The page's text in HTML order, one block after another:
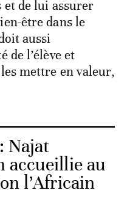
et de lui assurer
être dans le
aussi
de l’élève et
mettre en valeur,
Najat
accueillie au
l’Africain